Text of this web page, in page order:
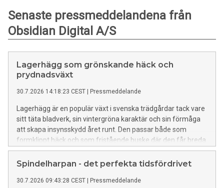
Senaste pressmeddelandena från
Obsidian Digital A/S
Lagerhägg som grönskande häck och
prydnadsväxt
30.7.2026 14:18:23 CEST Pressmeddelande
Lagerhägg är en populär växt i svenska trädgårdar tack vare
sitt täta bladverk, sin vintergröna karaktär och sin förmåga
att skapa insynsskydd året runt. Den passar både som
formklippt häck och som fristående buske där den får breda
ut sig mer naturligt. Med rätt placering och skötsel kan
lagerhägg utvecklas till en kraftfull växt som ger trädgården
rätt plats för lagerhägg För att lagerhägg ska trivas är
Spindelharpan - det perfekta tidsfördrivet
30.7.2026 09:43:28 CEST Pressmeddelande